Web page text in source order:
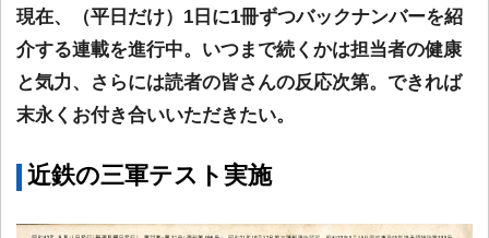
現在、（平日だけ）1日に1冊ずつバックナンバーを紹
介する連載を進行中。いつまで続くかは担当者の健康
と気力、さらには読者の皆さんの反応次第。できれば
末永くお付き合いいただきたい。
近鉄の三軍テスト実施